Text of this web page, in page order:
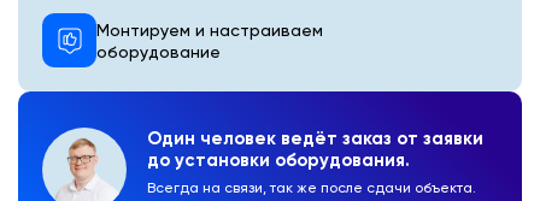
Один человек ведёт заказ от заявки
до установки оборудования.
Всегда на связи, так же после сдачи объекта.
Монтируем и настраиваем
оборудование